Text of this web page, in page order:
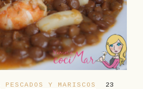
PESCADOS Y MARISCOS 23